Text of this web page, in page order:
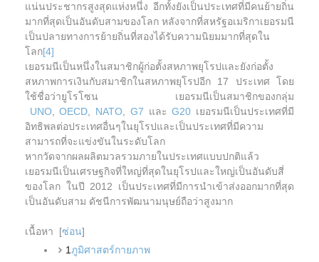
แน่นประชากรสูงสุดแห่งหนึ่ง อีกทั้งยังเป็นประเทศที่มีคนย้ายถิ่น
มากที่สุดเป็นอันดับสามของโลก หลังจากที่สหรัฐอเมริกาเยอรมนี
เป็นปลายทางการย้ายถิ่นที่สองได้รับความนิยมมากที่สุดใน
โลก[4]
เยอรมนีเป็นหนึ่งในสมาชิกผู้ก่อตั้งสหภาพยุโรปและยังก่อตั้ง
สหภาพการเงินกับสมาชิกในสหภาพยุโรปอีก 17 ประเทศ โดย
ใช้ชื่อว่ายูโรโซน เยอรมนีเป็นสมาชิกของกลุ่ม
UNO,OECD, NATO, G7 และG20 เยอรมนีเป็นประเทศที่มี
อิทธิพลต่อประเทศอื่นๆในยุโรปและเป็นประเทศที่มีความ
สามารถที่จะแข่งขันในระดับโลก
หากวัดจากผลผลิตมวลรวมภายในประเทศแบบปกติแล้ว
เยอรมนีเป็นเศรษฐกิจที่ใหญ่ที่สุดในยุโรปและใหญ่เป็นอันดับสี่
ของโลก ในปี 2012 เป็นประเทศที่มีการนำเข้าส่งออกมากที่สุด
เป็นอันดับสาม ดัชนีการพัฒนามนุษย์ถือว่าสูงมาก
เนื้อหา [ซ่อน]
1ภูมิศาสตร์กายภาพ